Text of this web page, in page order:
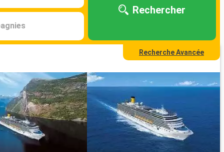
Rechercher
Recherche Avancée